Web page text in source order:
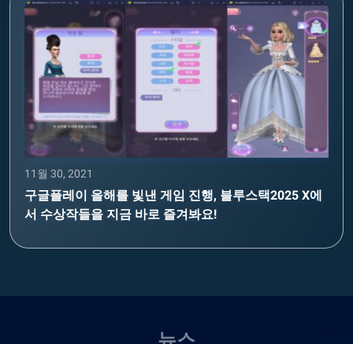
11월 30, 2021
구글플레이 올해를 빛낸 게임 진행, 블루스택2025 X에
서 수상작들을 지금 바로 즐겨봐요!